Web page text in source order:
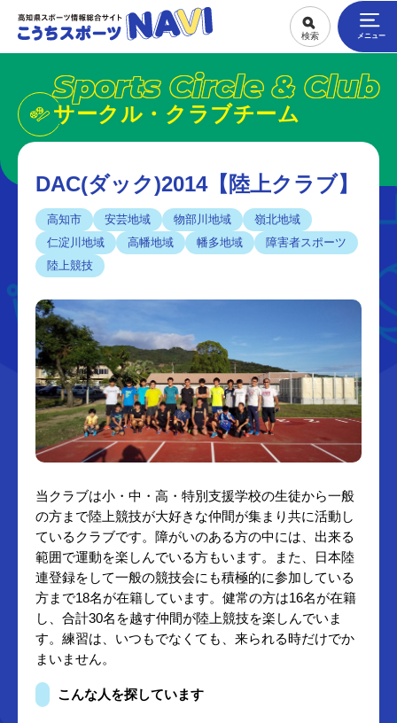
Sports Circle & Club
サークル・クラブチーム
DAC(ダック)2014【陸上クラブ】
高知市 安芸地域 物部川地域
嶺北地域
仁淀川地域
高幡地域 幡多地域
障害者スポーツ
陸上競技
当クラブは小・中・高・特別支援学校の生徒から一般
の方まで陸上競技が大好きな仲間が集まり共に活動し
ているクラブです。障がいのある方の中には、出来る
範囲で運動を楽しんでいる方もいます。また、日本陸
連登録をして一般の競技会にも積極的に参加している
方まで18名が在籍しています。健常の方は16名が在籍
し、合計30名を越す仲間が陸上競技を楽しんでいま
す。練習は、いつもでなくても、来られる時だけでか
まいません。
こんな人を探しています